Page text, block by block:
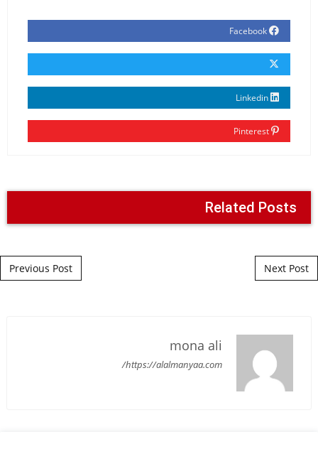
Related Posts
Post navigation
Previous Post Next Post
mona ali
https://alalmanyaa.com/